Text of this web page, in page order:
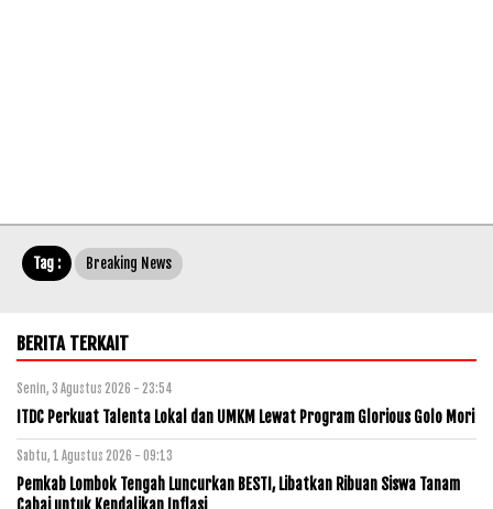
Tag : Breaking News
BERITA TERKAIT
Senin, 3 Agustus 2026 - 23:54
ITDC Perkuat Talenta Lokal dan UMKM Lewat Program Glorious Golo Mori
Sabtu, 1 Agustus 2026 - 09:13
Pemkab Lombok Tengah Luncurkan BESTI, Libatkan Ribuan Siswa Tanam